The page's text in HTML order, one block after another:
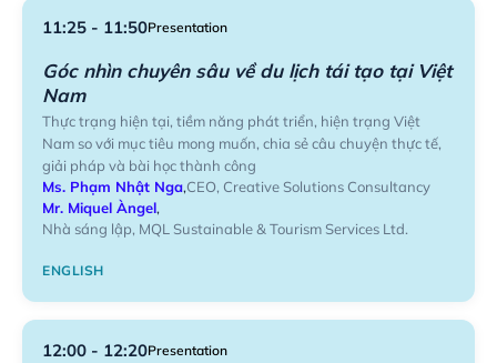
11:25 - 11:50Presentation
Góc nhìn chuyên sâu về du lịch tái tạo tại Việt
Nam
Thực trạng hiện tại, tiềm năng phát triển, hiện trạng Việt
Nam so với mục tiêu mong muốn, chia sẻ câu chuyện thực tế,
giải pháp và bài học thành công
Ms. Phạm Nhật Nga,CEO, Creative Solutions Consultancy
Mr. Miquel Àngel,
Nhà sáng lập, MQL Sustainable & Tourism Services Ltd.
ENGLISH
12:00 - 12:20Presentation